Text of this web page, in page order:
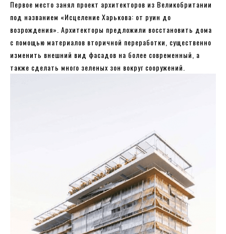
Первое место занял проект архитекторов из Великобритании
под названием «Исцеление Харькова: от руин до
возрождения». Архитекторы предложили восстановить дома
с помощью материалов вторичной переработки, существенно
изменить внешний вид фасадов на более современный, а
также сделать много зеленых зон вокруг сооружений.